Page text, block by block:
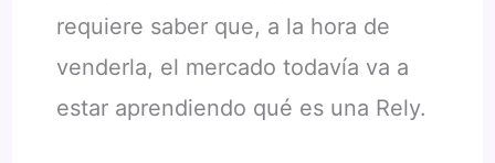
requiere saber que, a la hora de
venderla, el mercado todavía va a
estar aprendiendo qué es una Rely.